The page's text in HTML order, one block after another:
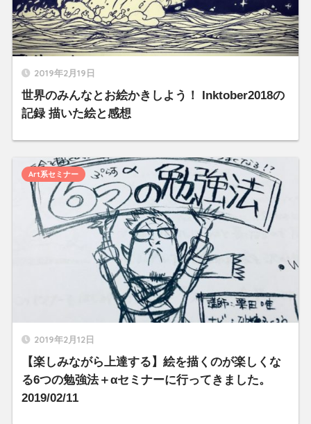
2019年2月19日
世界のみんなとお絵かきしよう！ Inktober2018の
記録 描いた絵と感想
2019年2月12日
【楽しみながら上達する】絵を描くのが楽しくな
る6つの勉強法＋αセミナーに行ってきました。
2019/02/11
Art系セミナー